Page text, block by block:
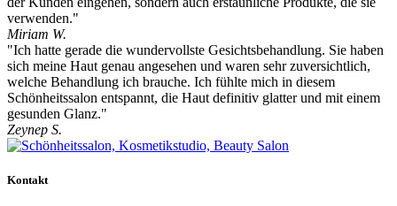
verwenden."
Miriam W.
"Ich hatte gerade die wundervollste Gesichtsbehandlung. Sie haben
sich meine Haut genau angesehen und waren sehr zuversichtlich,
welche Behandlung ich brauche. Ich fühlte mich in diesem
Schönheitssalon entspannt, die Haut definitiv glatter und mit einem
gesunden Glanz."
Zeynep S.
Kontakt